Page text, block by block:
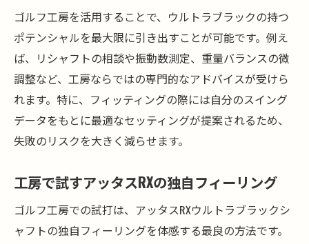
ゴルフ工房を活用することで、ウルトラブラックの持つ
ポテンシャルを最大限に引き出すことが可能です。例え
ば、リシャフトの相談や振動数測定、重量バランスの微
調整など、工房ならではの専門的なアドバイスが受けら
れます。特に、フィッティングの際には自分のスイング
データをもとに最適なセッティングが提案されるため、
失敗のリスクを大きく減らせます。
工房で試すアッタスRXの独自フィーリング
ゴルフ工房での試打は、アッタスRXウルトラブラックシ
ャフトの独自フィーリングを体感する最良の方法です。